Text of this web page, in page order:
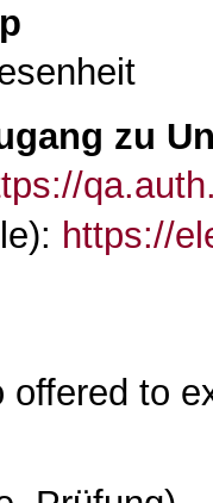
zu
https://
to